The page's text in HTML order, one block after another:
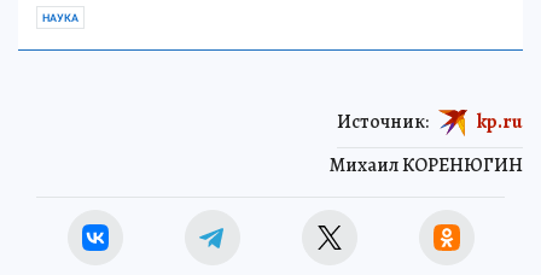
НАУКА
Михаил КОРЕНЮГИН
Источник: kp.ru